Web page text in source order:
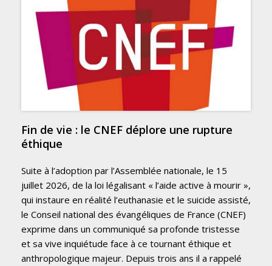
Fin de vie : le CNEF déplore une rupture
éthique
Suite à l’adoption par l’Assemblée nationale, le 15
juillet 2026, de la loi légalisant « l’aide active à mourir »,
qui instaure en réalité l’euthanasie et le suicide assisté,
le Conseil national des évangéliques de France (CNEF)
exprime dans un communiqué sa profonde tristesse
et sa vive inquiétude face à ce tournant éthique et
anthropologique majeur. Depuis trois ans il a rappelé